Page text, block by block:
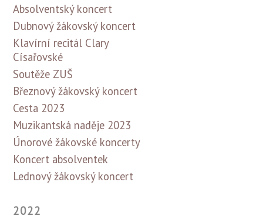
Absolventský koncert
Dubnový žákovský koncert
Klavírní recitál Clary
Císařovské
Soutěže ZUŠ
Březnový žákovský koncert
Cesta 2023
Muzikantská naděje 2023
Únorové žákovské koncerty
Koncert absolventek
Lednový žákovský koncert
2022